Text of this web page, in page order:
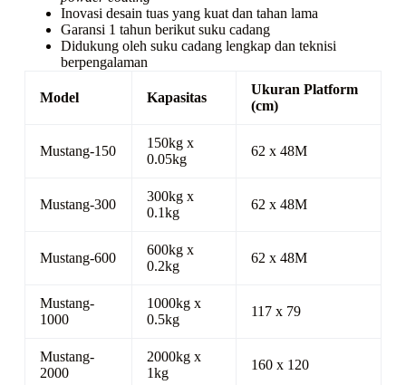
Inovasi desain tuas yang kuat dan tahan lama
Garansi 1 tahun berikut suku cadang
Didukung oleh suku cadang lengkap dan teknisi
berpengalaman
Model Kapasitas
Ukuran Platform
(cm)
Mustang-150
150kg x
0.05kg
62 x 48M
Mustang-300
300kg x
0.1kg
62 x 48M
Mustang-600
600kg x
0.2kg
62 x 48M
Mustang-
1000
1000kg x
0.5kg
117 x 79
Mustang-
2000
2000kg x
1kg
160 x 120